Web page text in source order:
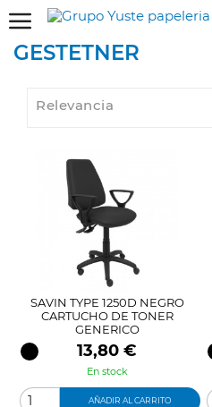
GESTETNER
Relevancia
SAVIN TYPE 1250D NEGRO
CARTUCHO DE TONER
GENERICO
Precio
13,80 €
En stock
AÑADIR AL CARRITO